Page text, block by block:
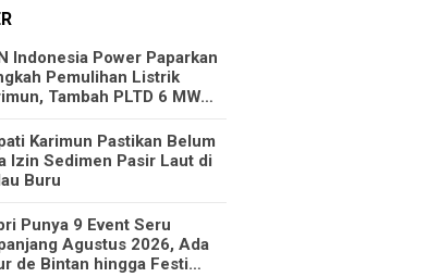
Indonesia Power Paparkan
Pemulihan Listrik
Tambah PLTD 6 MW…
Karimun Pastikan Belum
Izin Sedimen Pasir Laut di
Buru
Punya 9 Event Seru
Agustus 2026, Ada
de Bintan hingga Festi…